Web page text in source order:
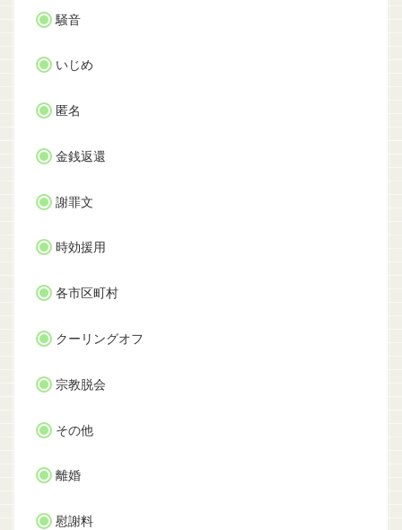
騒音
いじめ
匿名
金銭返還
謝罪文
時効援用
各市区町村
クーリングオフ
宗教脱会
その他
離婚
慰謝料